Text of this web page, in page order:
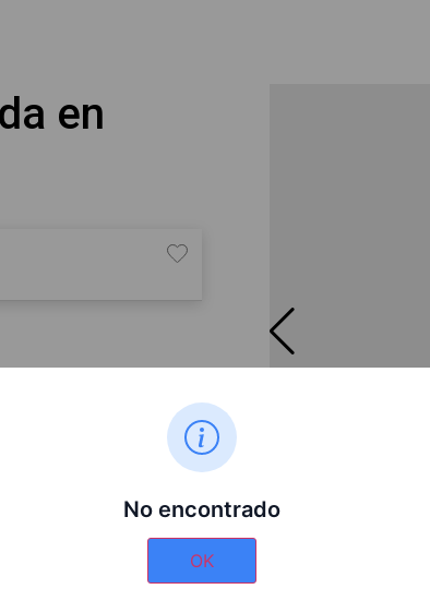
en
con sello oficial
al evento que marcó
dorada con interior
azul del recinto de la
España”
filatelia retro
No encontrado
OK